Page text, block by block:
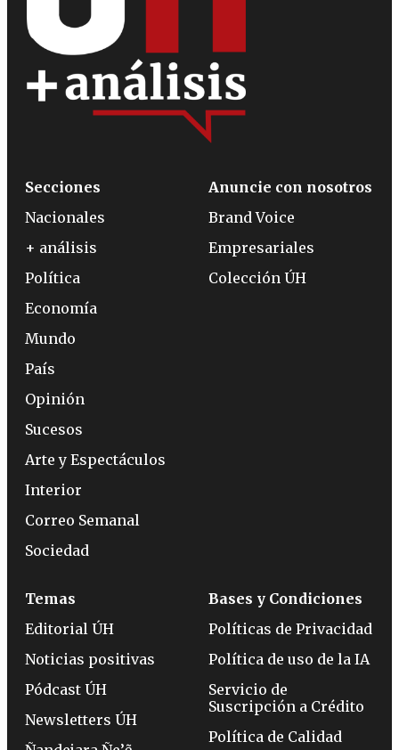
Secciones
Nacionales
+ análisis
Política
Economía
Mundo
País
Opinión
Sucesos
Arte y Espectáculos
Interior
Correo Semanal
Sociedad
Anuncie con nosotros
Brand Voice
Empresariales
Colección ÚH
Temas
Editorial ÚH
Noticias positivas
Pódcast ÚH
Newsletters ÚH
Bases y Condiciones
Políticas de Privacidad
Política de uso de la IA
Servicio de
Suscripción a Crédito
Política de Calidad